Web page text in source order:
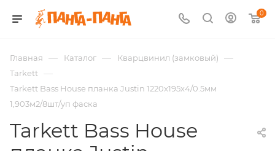
0
Главная — Каталог — Кварцвинил (замковый) —
Tarkett —
Tarkett Bass House планка Justin 1220x195x4/0.5мм
1,903м2/8шт/уп фаска
Tarkett Bass House